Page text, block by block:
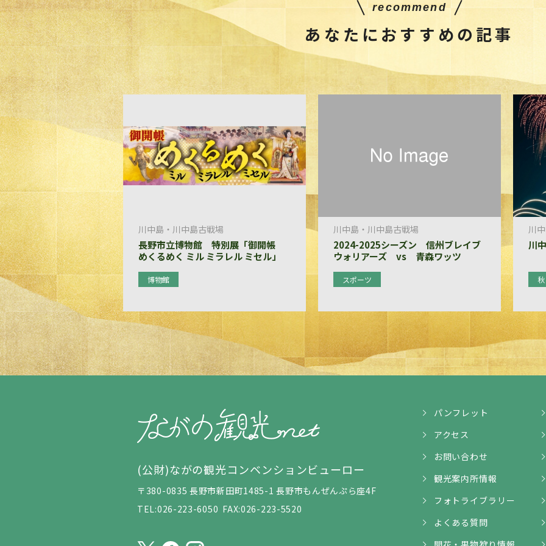
recommend
あなたにおすすめの記事
川中島・川中島古戦場
長野市立博物館 特別展「御開帳
めくるめく ミル ミラレル ミセル」
博物館
川中島・川中島古戦場
2024-2025シーズン 信州ブレイブ
ウォリアーズ vs 青森ワッツ
スポーツ
川
川
秋
(公財)ながの観光コンベンションビューロー
〒380-0835 長野市新田町1485-1 長野市もんぜんぷら座4F
TEL:026-223-6050 FAX:026-223-5520
パンフレット
アクセス
お問い合わせ
観光案内所情報
フォトライブラリー
よくある質問